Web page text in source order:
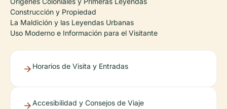
Construcción y Propiedad
La Maldición y las Leyendas Urbanas
Uso Moderno e Información para el Visitante
Horarios de Visita y Entradas
Accesibilidad y Consejos de Viaje